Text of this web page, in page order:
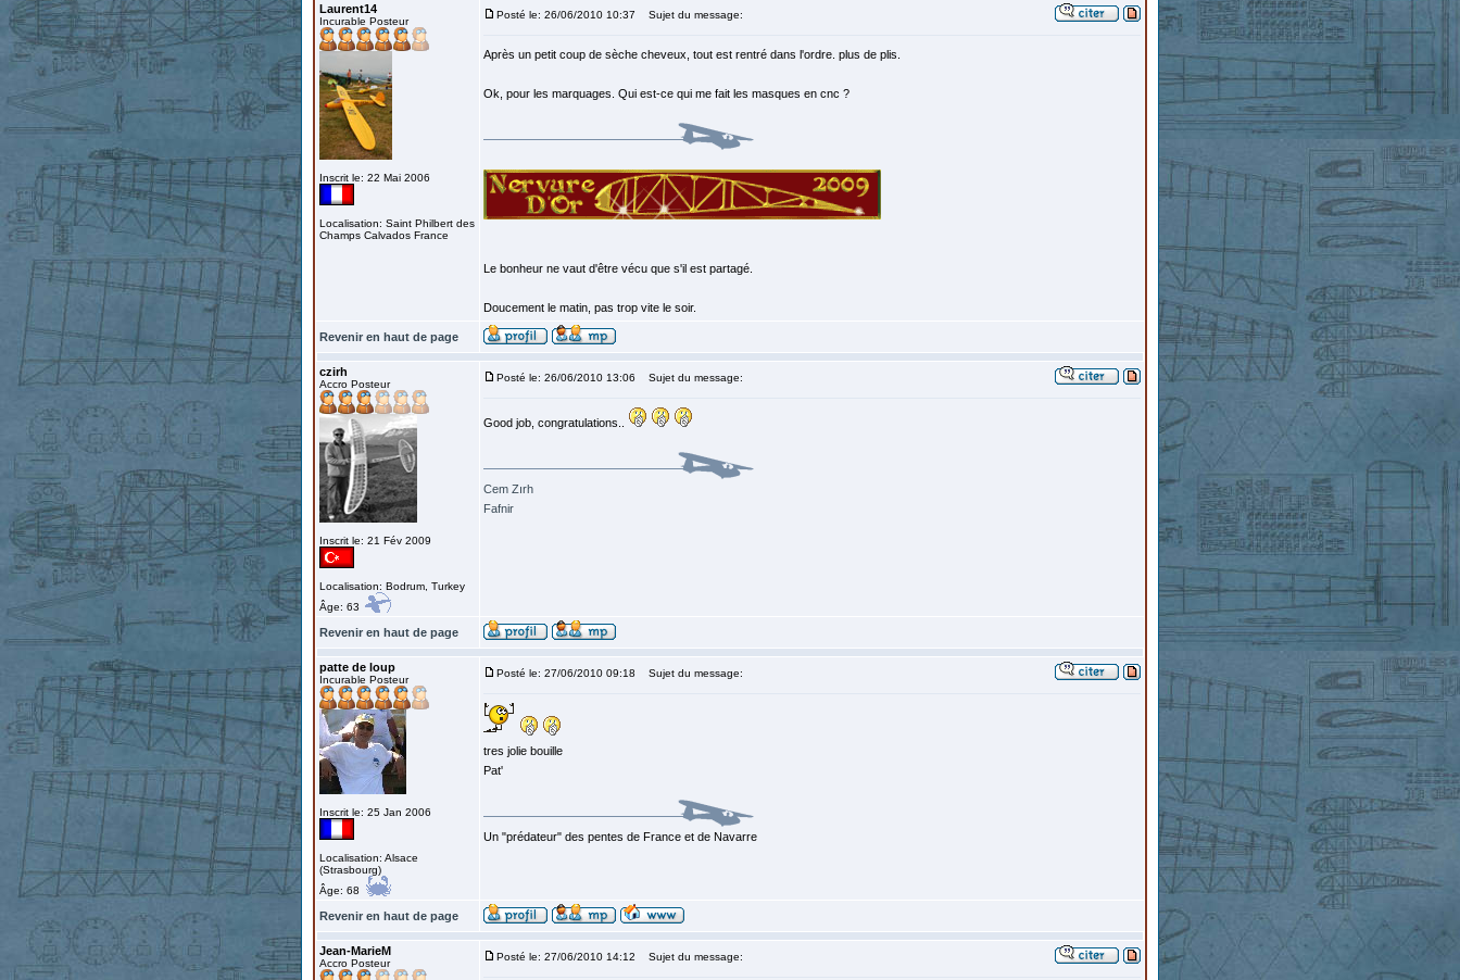
Laurent14
Incurable Posteur
Inscrit le: 22 Mai 2006
Localisation: Saint Philbert des
Champs Calvados France
Posté le: 26/06/2010 10:37 Sujet du message:
Après un petit coup de sèche cheveux, tout est rentré dans l'ordre. plus de plis.
Ok, pour les marquages. Qui est-ce qui me fait les masques en cnc ?
Le bonheur ne vaut d'être vécu que s'il est partagé.
Doucement le matin, pas trop vite le soir.
Revenir en haut de page
czirh
Accro Posteur
Inscrit le: 21 Fév 2009
Localisation: Bodrum, Turkey
Âge: 63
Posté le: 26/06/2010 13:06 Sujet du message:
Good job, congratulations..
Cem Zırh
Fafnir
Revenir en haut de page
patte de loup
Incurable Posteur
Inscrit le: 25 Jan 2006
Localisation: Alsace
(Strasbourg)
Âge: 68
Posté le: 27/06/2010 09:18 Sujet du message:
tres jolie bouille
Pat'
Un "prédateur" des pentes de France et de Navarre
Revenir en haut de page
Jean-MarieM
Accro Posteur
Posté le: 27/06/2010 14:12 Sujet du message: